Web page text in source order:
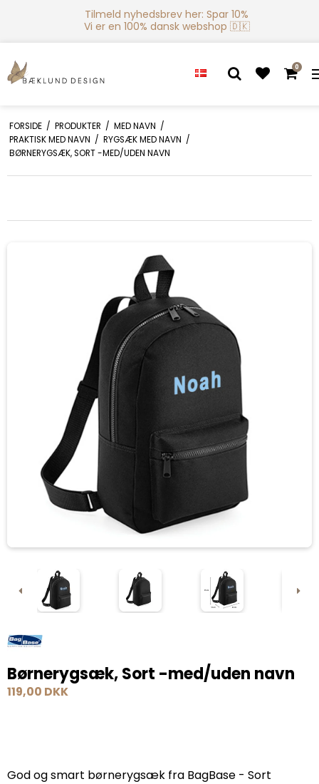
Tilmeld nyhedsbrev her: Spar 10%
Vi er en 100% dansk webshop 🇩🇰
0
FORSIDE / PRODUKTER / MED NAVN /
PRAKTISK MED NAVN / RYGSÆK MED NAVN /
BØRNERYGSÆK, SORT -MED/UDEN NAVN
Børnerygsæk, Sort -med/uden navn
119,00 DKK
God og smart børnerygsæk fra BagBase - Sort